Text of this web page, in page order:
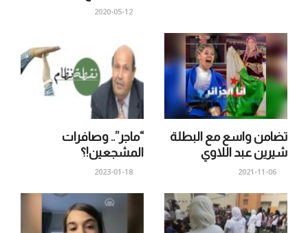
2020-05-12
“ماجر”.. وصافرات
المشجعين!؟
2023-01-18
تضامن واسع مع البطلة
شيرين عبد اللاوي
2021-11-06